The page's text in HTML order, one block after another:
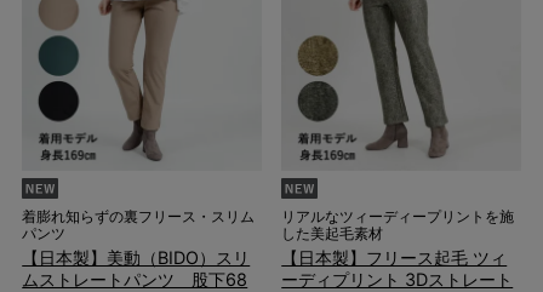
着膨れ知らずの裏フリース・スリム
パンツ
【日本製】美動（BIDO）スリ
ムストレートパンツ 股下68
リアルなツィーディープリントを施
した美起毛素材
【日本製】フリース起毛 ツィ
ーディプリント 3Dストレート